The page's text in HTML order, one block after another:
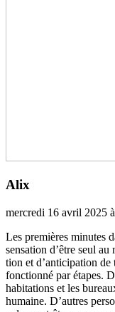
Alix
mercredi 16 avril 2025
Les pre­­miè­­res minu­­tes
sen­­sa­­tion d’être seul
tion et d’anti­­ci­­pa­­tion de
fonc­­tionné par étapes.
habi­­ta­­tions et les
humaine. D’autres